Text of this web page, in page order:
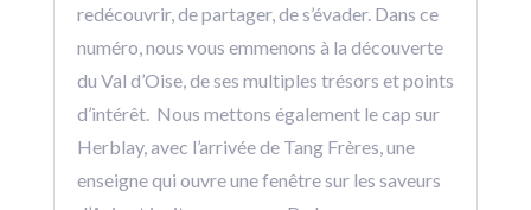
redécouvrir, de partager, de s’évader. Dans ce
numéro, nous vous emmenons à la découverte
du Val d’Oise, de ses multiples trésors et points
d’intérêt. Nous mettons également le cap sur
Herblay, avec l’arrivée de Tang Frères, une
enseigne qui ouvre une fenêtre sur les saveurs